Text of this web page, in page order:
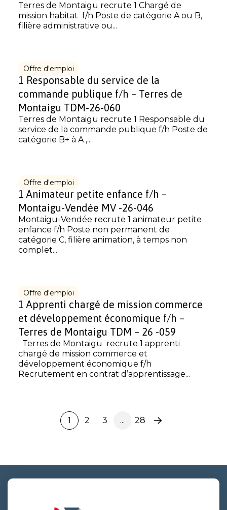
Terres de Montaigu recrute 1 Chargé de
mission habitat f/h Poste de catégorie A ou B,
filière administrative ou...
Offre d'emploi
1 Responsable du service de la
commande publique f/h – Terres de
Montaigu TDM-26-060
Terres de Montaigu recrute 1 Responsable du
service de la commande publique f/h Poste de
catégorie B+ à A ,...
Offre d'emploi
1 Animateur petite enfance f/h –
Montaigu-Vendée MV -26-046
Montaigu-Vendée recrute 1 animateur petite
enfance f/h Poste non permanent de
catégorie C, filière animation, à temps non
complet...
Offre d'emploi
1 Apprenti chargé de mission commerce
et développement économique f/h –
Terres de Montaigu TDM – 26 -059
Terres de Montaigu recrute 1 apprenti
chargé de mission commerce et
développement économique f/h
Recrutement en contrat d’apprentissage...
1 2 3 ... 28
Page